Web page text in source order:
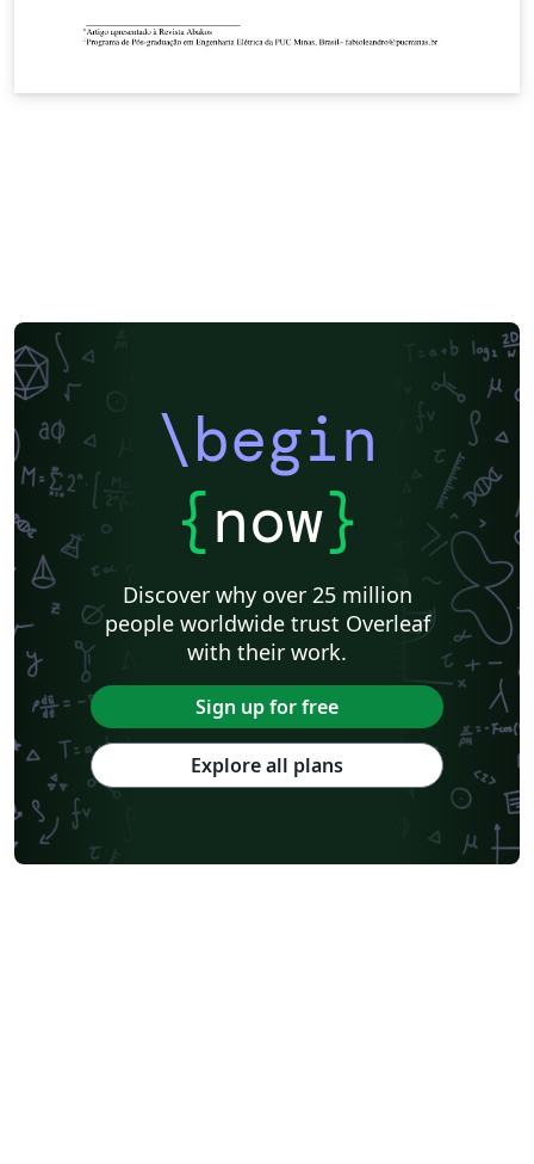
\begin
{now}
Discover why over 25 million
people worldwide trust Overleaf
with their work.
Sign up for free
Explore all plans